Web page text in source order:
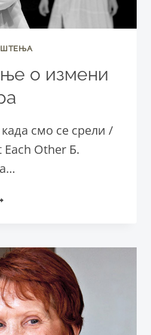
о измени
смо се срели /
Each Other Б.